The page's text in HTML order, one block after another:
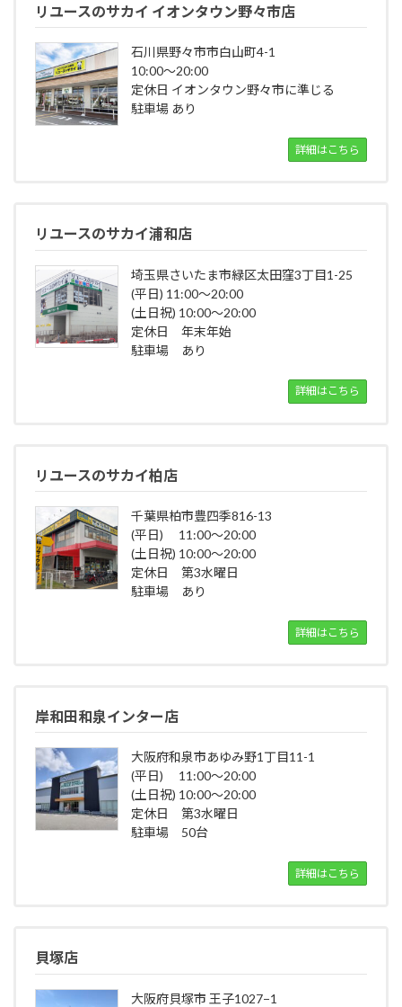
リユースのサカイ イオンタウン野々市店
石川県野々市市白山町4-1
10:00～20:00
定休日 イオンタウン野々市に準じる
駐車場 あり
詳細はこちら
リユースのサカイ浦和店
埼玉県さいたま市緑区太田窪3丁目1-25
(平日) 11:00～20:00
(土日祝) 10:00～20:00
定休日 年末年始
駐車場 あり
詳細はこちら
リユースのサカイ柏店
千葉県柏市豊四季816-13
(平日) 11:00～20:00
(土日祝) 10:00～20:00
定休日 第3水曜日
駐車場 あり
詳細はこちら
岸和田和泉インター店
大阪府和泉市あゆみ野1丁目11-1
(平日) 11:00～20:00
(土日祝) 10:00～20:00
定休日 第3水曜日
駐車場 50台
詳細はこちら
貝塚店
大阪府貝塚市 王子1027−1